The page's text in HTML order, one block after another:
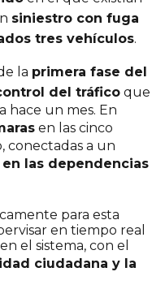
siniestro con fuga
tres vehículos.
la primera fase del
del tráfico que
hace un mes. En
en las cinco
conectadas a un
las dependencias
para esta
en tiempo real
el sistema, con el
ciudadana y la